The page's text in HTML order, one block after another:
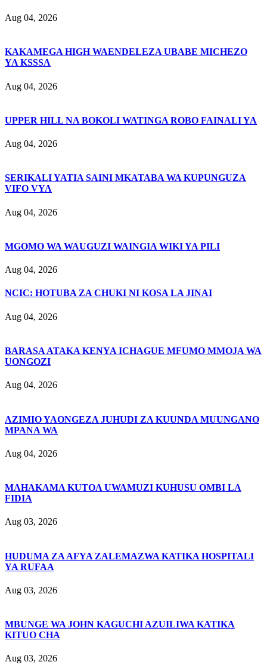
Aug 04, 2026
KAKAMEGA HIGH WAENDELEZA UBABE MICHEZO
YA KSSSA
Aug 04, 2026
UPPER HILL NA BOKOLI WATINGA ROBO FAINALI YA
Aug 04, 2026
SERIKALI YATIA SAINI MKATABA WA KUPUNGUZA
VIFO VYA
Aug 04, 2026
MGOMO WA WAUGUZI WAINGIA WIKI YA PILI
Aug 04, 2026
NCIC: HOTUBA ZA CHUKI NI KOSA LA JINAI
Aug 04, 2026
BARASA ATAKA KENYA ICHAGUE MFUMO MMOJA WA
UONGOZI
Aug 04, 2026
AZIMIO YAONGEZA JUHUDI ZA KUUNDA MUUNGANO
MPANA WA
Aug 04, 2026
MAHAKAMA KUTOA UWAMUZI KUHUSU OMBI LA
FIDIA
Aug 03, 2026
HUDUMA ZA AFYA ZALEMAZWA KATIKA HOSPITALI
YA RUFAA
Aug 03, 2026
MBUNGE WA JOHN KAGUCHI AZUILIWA KATIKA
KITUO CHA
Aug 03, 2026